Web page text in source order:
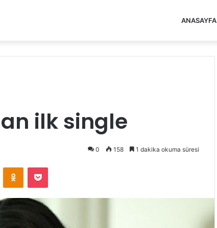
ANASAYFA
ilk single
0 158 1 dakika okuma süresi
Odnoklassniki
Pocket